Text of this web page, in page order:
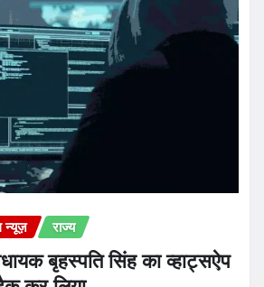
बृहस्पति सिंह का व्हाट्सऐप
कर लिया
Dubey Aug 8, 2026